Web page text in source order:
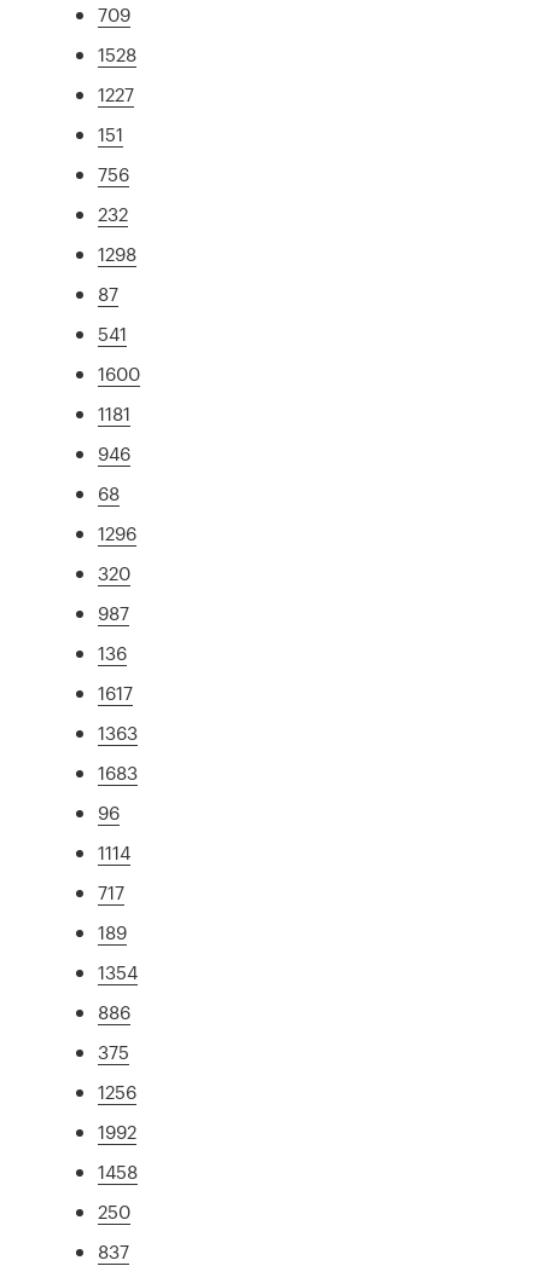
709
1528
1227
151
756
232
1298
87
541
1600
1181
946
68
1296
320
987
136
1617
1363
1683
96
1114
717
189
1354
886
375
1256
1992
1458
250
837